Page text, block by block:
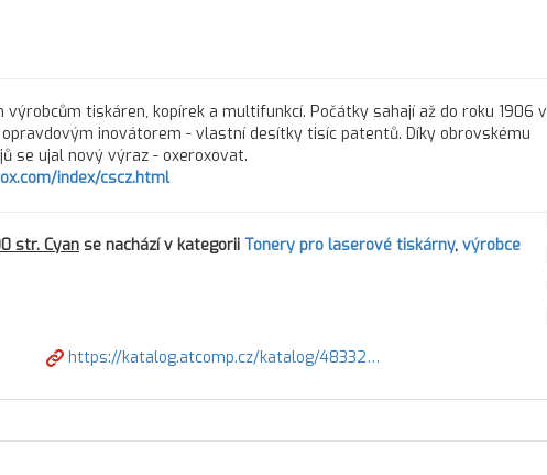
výrobcům tiskáren, kopírek a multifunkcí. Počátky sahají až do roku 1906 v
opravdovým inovátorem - vlastní desítky tisíc patentů. Díky obrovskému
se ujal nový výraz - oxeroxovat.
index/cscz.html
str. Cyan se nachází v kategorii Tonery pro laserové tiskárny, výrobce
https://katalog.atcomp.cz/katalog/48332…